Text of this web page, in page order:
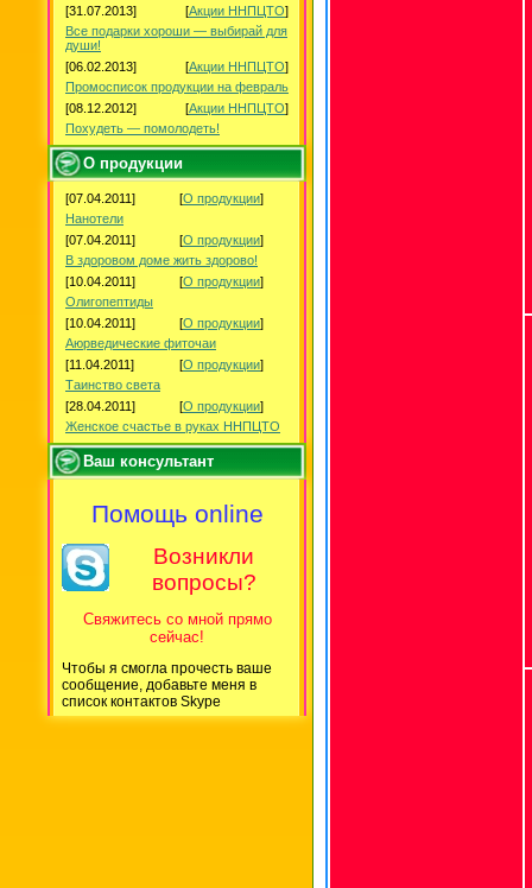
[31.07.2013]
[Акции ННПЦТО]
Все подарки хороши — выбирай для
души!
[06.02.2013]
[Акции ННПЦТО]
Промосписок продукции на февраль
[08.12.2012]
[Акции ННПЦТО]
Похудеть — помолодеть!
О продукции
[07.04.2011] [О продукции]
Нанотели
[07.04.2011]
[О продукции]
В здоровом доме жить здорово!
[10.04.2011]
[О продукции]
Олигопептиды
[10.04.2011]
[О продукции]
Аюрведические фиточаи
[11.04.2011]
[О продукции]
Таинство света
[28.04.2011]
[О продукции]
Женское счастье в руках ННПЦТО
Ваш консультант
Помощь online
Возникли
вопросы?
Свяжитесь со мной прямо
сейчас!
Чтобы я смогла прочесть ваше
сообщение, добавьте меня в
список контактов Skype